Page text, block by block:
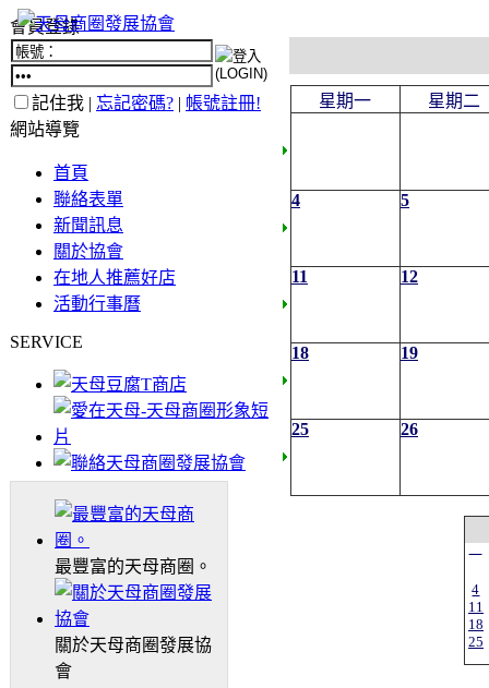
會員登錄
記住我 | 忘記密碼? | 帳號註冊!
網站導覽
首頁
聯絡表單
新聞訊息
關於協會
在地人推薦好店
活動行事曆
SERVICE
最豐富的天母商圈。
關於天母商圈發展協
會
星期一 星期二
4 5
11 12
18 19
25 26
一
4
11
18
25